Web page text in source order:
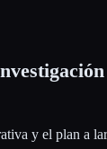
y el plan a